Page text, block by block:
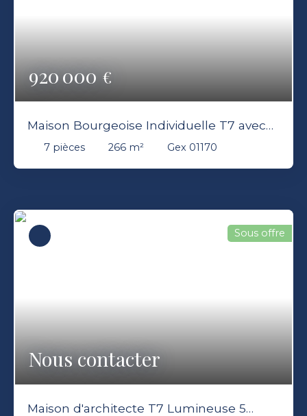
920 000€
Maison Bourgeoise Individuelle T7 avec
sous-sol intérement rénovée 01170 Gex
7 pièces 266 m² Gex 01170
Nous contacter
Sous offre
Maison d'architecte T7 Lumineuse 5